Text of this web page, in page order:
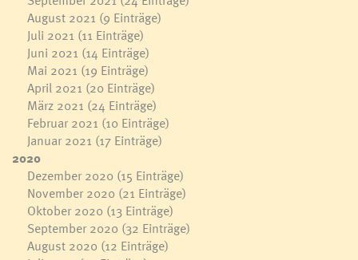
August 2021 (9 Einträge)
Juli 2021 (11 Einträge)
Juni 2021 (14 Einträge)
Mai 2021 (19 Einträge)
April 2021 (20 Einträge)
März 2021 (24 Einträge)
Februar 2021 (10 Einträge)
Januar 2021 (17 Einträge)
2020
Dezember 2020 (15 Einträge)
November 2020 (21 Einträge)
Oktober 2020 (13 Einträge)
September 2020 (32 Einträge)
August 2020 (12 Einträge)